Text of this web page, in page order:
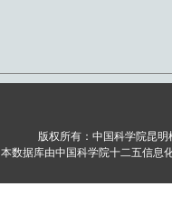
版权所有：中国科学院昆
本数据库由中国科学院十二五信息